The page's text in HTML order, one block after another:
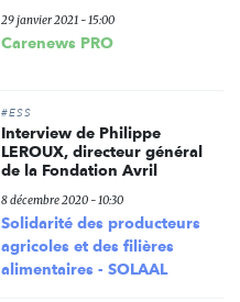
29 janvier 2021 - 15:00
Carenews PRO
#ESS
Interview de Philippe
LEROUX, directeur général
de la Fondation Avril
8 décembre 2020 - 10:30
Solidarité des producteurs
agricoles et des filières
alimentaires - SOLAAL